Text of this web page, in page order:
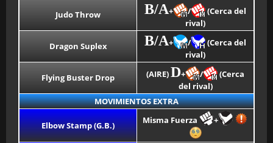
Judo Throw B/A+ /
(Cerca del
rival)
Dragon Suplex B/A+ /
(Cerca del
rival)
Flying Buster Drop (AIRE)D+ /
(Cerca
del rival)
MOVIMIENTOS EXTRA
Elbow Stamp (G.B.) Misma Fuerza +